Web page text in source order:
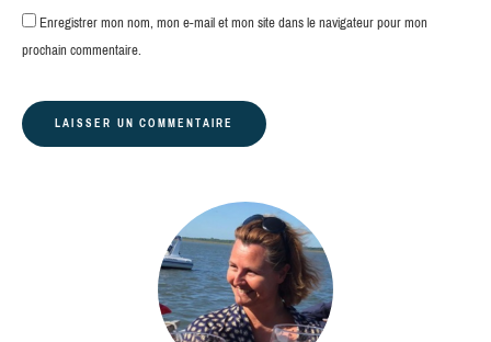
Enregistrer mon nom, mon e-mail et mon site dans le navigateur pour mon
prochain commentaire.